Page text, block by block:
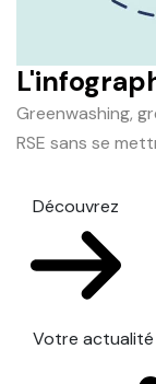
Greenwashing,
RSE sans se
Découvrez
Votre actualité